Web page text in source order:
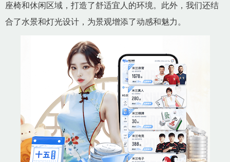
座椅和休闲区域，打造了舒适宜人的环境。此外，我们还结
合了水景和灯光设计，为景观增添了动感和魅力。